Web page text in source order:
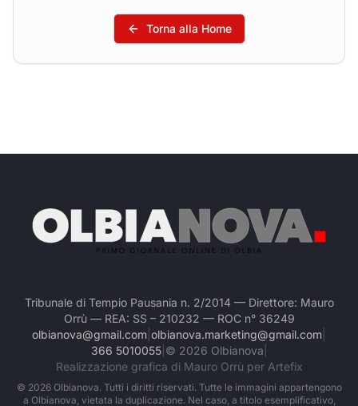
Torna alla Home
Tribunale di Tempio Pausania n. 2/2014 — Direttore: Mauro
Orrù — REA: SS – 210232 — ROC n° 36249
olbianova@gmail.com olbianova.marketing@gmail.com
366 5010055| © 2026 Olbianova
Realizzazione grafica di Mauro Orrù per Artefix
© 2026Olbianova. Tutti i diritti riservati. Tutte le immagini appartengono
a Olbianova, vietata la duplicazione. Nel caso, a titolo esemplificativo,